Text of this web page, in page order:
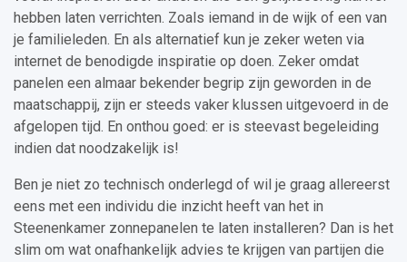
hebben laten verrichten. Zoals iemand in de wijk of een van
je familieleden. En als alternatief kun je zeker weten via
internet de benodigde inspiratie op doen. Zeker omdat
panelen een almaar bekender begrip zijn geworden in de
maatschappij, zijn er steeds vaker klussen uitgevoerd in de
afgelopen tijd. En onthou goed: er is steevast begeleiding
indien dat noodzakelijk is!
Ben je niet zo technisch onderlegd of wil je graag allereerst
eens met een individu die inzicht heeft van het in
Steenenkamer zonnepanelen te laten installeren? Dan is het
slim om wat onafhankelijk advies te krijgen van partijen die